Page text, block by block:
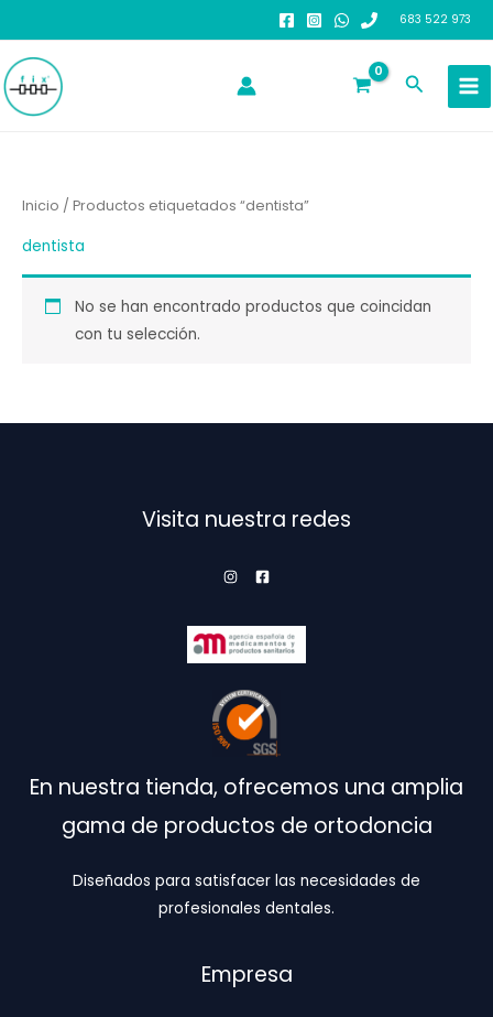
al
contenido
683 522 973
Buscar
Inicio / Productos etiquetados “dentista”
dentista
No se han encontrado productos que coincidan
con tu selección.
Visita nuestra redes
En nuestra tienda, ofrecemos una amplia
gama de productos de ortodoncia
Diseñados para satisfacer las necesidades de
profesionales dentales.
Empresa